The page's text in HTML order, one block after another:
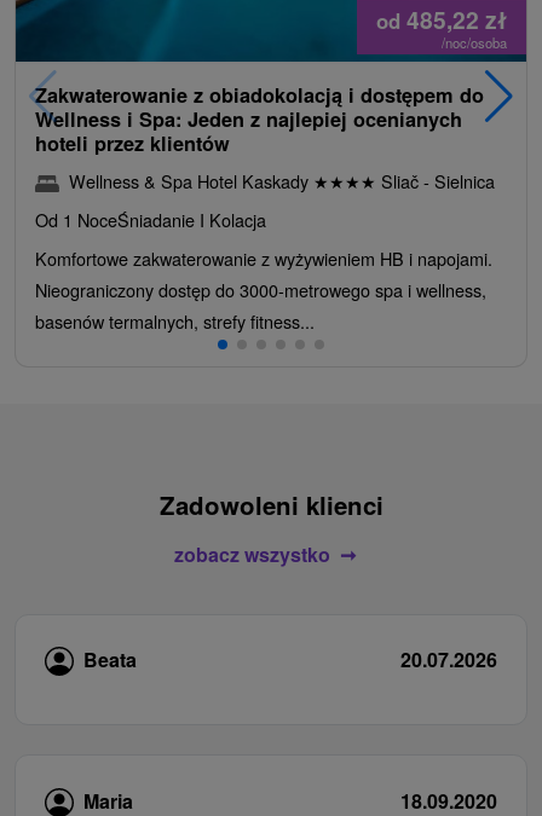
od 485,22 zł
/noc/osoba
Zakwaterowanie z obiadokolacją i dostępem do
Wellness i Spa: Jeden z najlepiej ocenianych
hoteli przez klientów
Wellness & Spa Hotel Kaskady ★★★★ Sliač - Sielnica
Od 1 NoceŚniadanie I Kolacja
Komfortowe zakwaterowanie z wyżywieniem HB i napojami.
Nieograniczony dostęp do 3000-metrowego spa i wellness,
basenów termalnych, strefy fitness...
Zadowoleni klienci
zobacz wszystko
Beata 20.07.2026
Maria
18.09.2020